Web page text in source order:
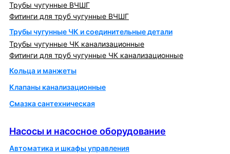
Трубы чугунные ВЧШГ
Фитинги для труб чугунные ВЧШГ
Трубы чугунные ЧК и соединительные детали
Трубы чугунные ЧК канализационные
Фитинги для труб чугунные ЧК канализационные
Кольца и манжеты
Клапаны канализационные
Смазка сантехническая
Насосы и насосное оборудование
Автоматика и шкафы управления